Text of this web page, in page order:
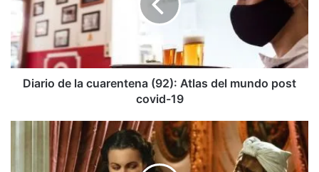
(92):
Atlas
del
mundo
post
covid-
Diario de la cuarentena (92): Atlas del mundo post
covid-19